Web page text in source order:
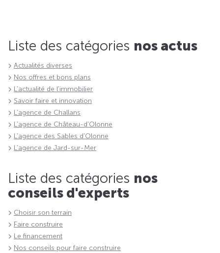
Liste des catégories nos actus
Actualités diverses
Nos offres et bons plans
L'actualité de l'immobilier
Savoir faire et innovation
L'agence de Challans
L'agence de Château-d'Olonne
L'agence des Sables d'Olonne
L'agence de Jard-sur-Mer
Liste des catégories nos
conseils d'experts
Choisir son terrain
Faire construire
Le financement
Nos conseils pour faire construire